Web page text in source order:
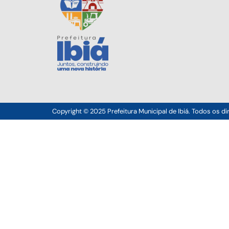
Copyright © 2025 Prefeitura Municipal de Ibiá. Todos os